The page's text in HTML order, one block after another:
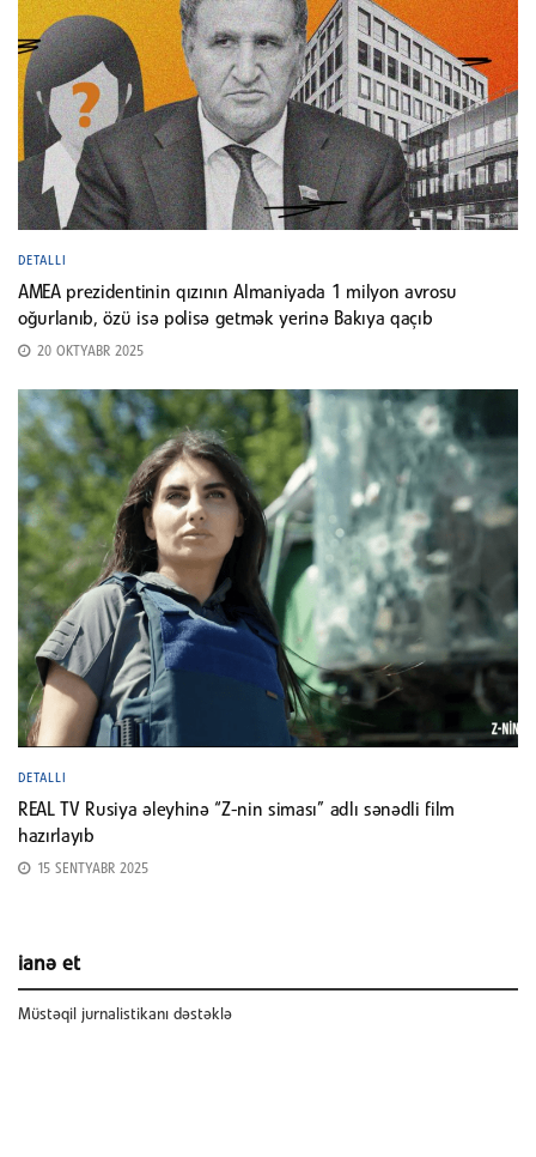
DETALLI
AMEA prezidentinin qızının Almaniyada 1 milyon avrosu
oğurlanıb, özü isə polisə getmək yerinə Bakıya qaçıb
20 OKTYABR 2025
DETALLI
REAL TV Rusiya əleyhinə “Z-nin siması” adlı sənədli film
hazırlayıb
15 SENTYABR 2025
ianə et
Müstəqil jurnalistikanı dəstəklə